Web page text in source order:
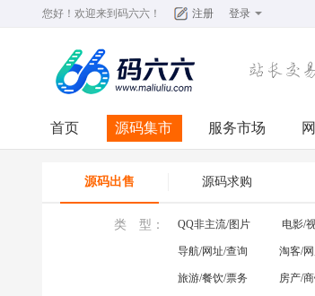
您好！欢迎来到 码六六 ！ 注册 登录
首页 源码集市 服务市场
源码出售 源码求购
类 型： QQ非主流/图片 电影/
导航/网址/查询 淘客/
旅游/餐饮/票务 房产/